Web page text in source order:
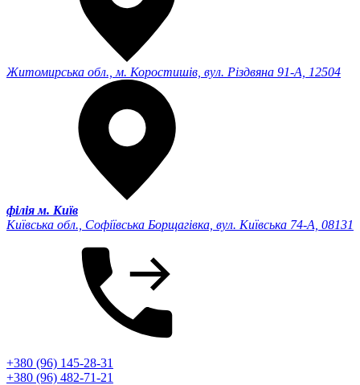
Житомирська обл., м. Коростишів, вул. Різдвяна 91-А, 12504
філія м. Київ
Київська обл., Софіївська Борщагівка, вул. Київська 74-А, 08131
+380 (96) 145-28-31
+380 (96) 482-71-21